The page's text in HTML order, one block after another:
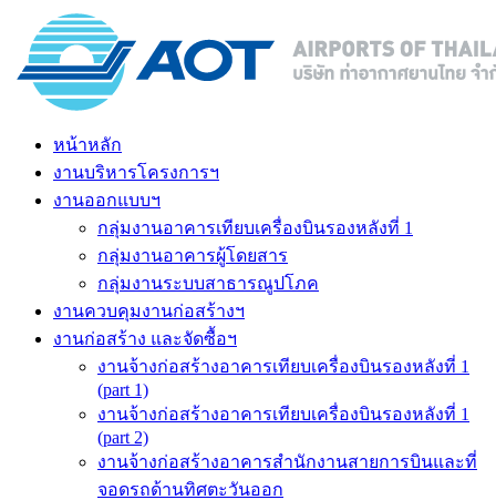
หน้าหลัก
งานบริหารโครงการฯ
งานออกแบบฯ
กลุ่มงานอาคารเทียบเครื่องบินรองหลังที่ 1
กลุ่มงานอาคารผู้โดยสาร
กลุ่มงานระบบสาธารณูปโภค
งานควบคุมงานก่อสร้างฯ
งานก่อสร้าง และจัดซื้อฯ
งานจ้างก่อสร้างอาคารเทียบเครื่องบินรองหลังที่ 1
(part 1)
งานจ้างก่อสร้างอาคารเทียบเครื่องบินรองหลังที่ 1
(part 2)
งานจ้างก่อสร้างอาคารสำนักงานสายการบินและที่
จอดรถด้านทิศตะวันออก